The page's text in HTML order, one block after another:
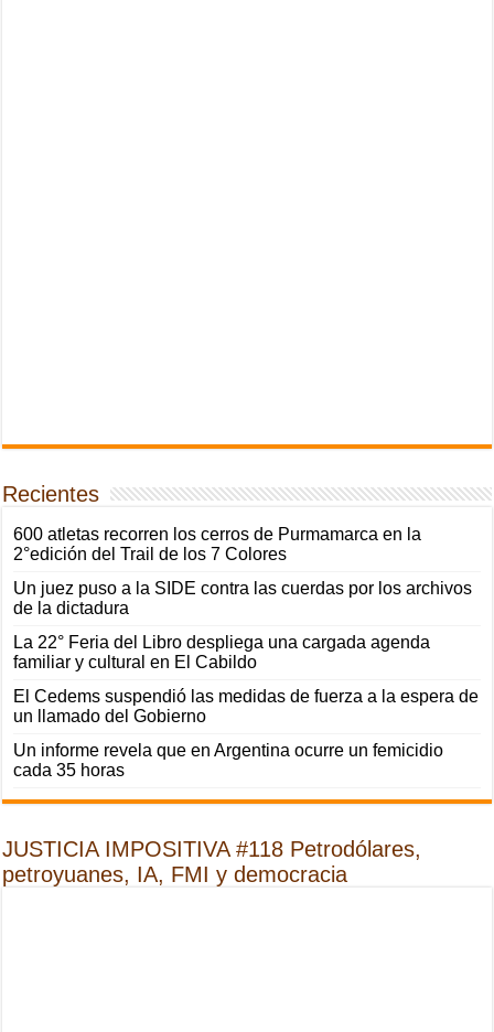
Recientes
600 atletas recorren los cerros de Purmamarca en la
2°edición del Trail de los 7 Colores
Un juez puso a la SIDE contra las cuerdas por los archivos
de la dictadura
La 22° Feria del Libro despliega una cargada agenda
familiar y cultural en El Cabildo
El Cedems suspendió las medidas de fuerza a la espera de
un llamado del Gobierno
Un informe revela que en Argentina ocurre un femicidio
cada 35 horas
JUSTICIA IMPOSITIVA #118 Petrodólares,
petroyuanes, IA, FMI y democracia